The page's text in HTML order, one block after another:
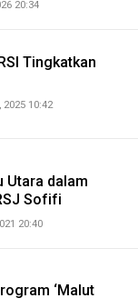
20:34
Tingkatkan
2025 10:42
Utara dalam
Sofifi
20:40
‘Malut